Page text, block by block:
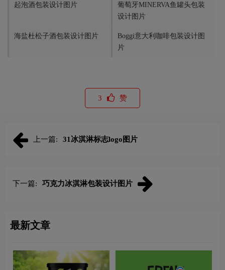
起泡酒包装设计图片
葡萄牙MINERVA鱼罐头包装
设计图片
海盐杜松子酒包装设计图片
Boggi意大利咖啡包装设计图
片
3 赞
上一篇: 31冰淇淋标志logo图片
下一篇: 巧克力冰淇淋包装设计图片
最新文章